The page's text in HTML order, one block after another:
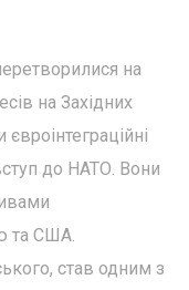
на
на Західних
до НАТО. Вони
та США.
став одним з